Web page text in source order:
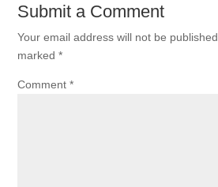
Submit a Comment
Your email address will not be published.
marked*
Comment*